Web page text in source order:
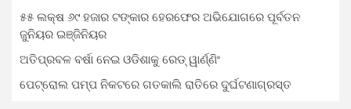
୫୫ ଲକ୍ଷ ୬୯ ହଜାର ଟଙ୍କାର ହେରଫେର ଅଭିଯୋଗରେ ପୂର୍ବତନ
ଜୁନିୟର ଇଞ୍ଜିନିୟର
ଅତିପ୍ରବଳ ବର୍ଷା ନେଇ ଓଡିଶାକୁ ରେଡ୍ ୱାର୍ଣ୍ଣିଂ
ପେଟ୍ରୋଲ ପମ୍ପ ନିକଟରେ ଗତକାଲି ରାତିରେ ଦୁର୍ଘଟଣାଗ୍ରସ୍ତ